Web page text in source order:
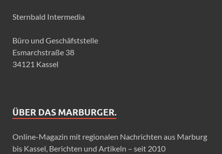
Sternbald Intermedia
Büro und Geschäfststelle
Esmarchstraße 38
34121 Kassel
ÜBER DAS MARBURGER.
Online-Magazin mit regionalen Nachrichten aus Marburg
bis Kassel, Berichten und Artikeln – seit 2010